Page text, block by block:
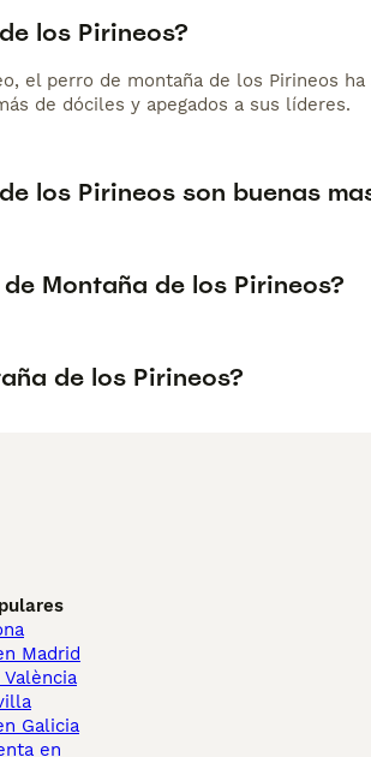
los Pirineos?
el perro de montaña de los Pirineos
de dóciles y apegados a sus líderes.
los Pirineos son buenas
Montaña de los Pirineos?
de los Pirineos?
Madrid
Galicia
en